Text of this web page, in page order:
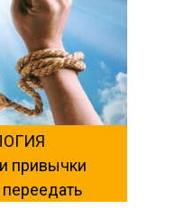
привычки
переедать